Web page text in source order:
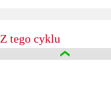
Z tego cyklu